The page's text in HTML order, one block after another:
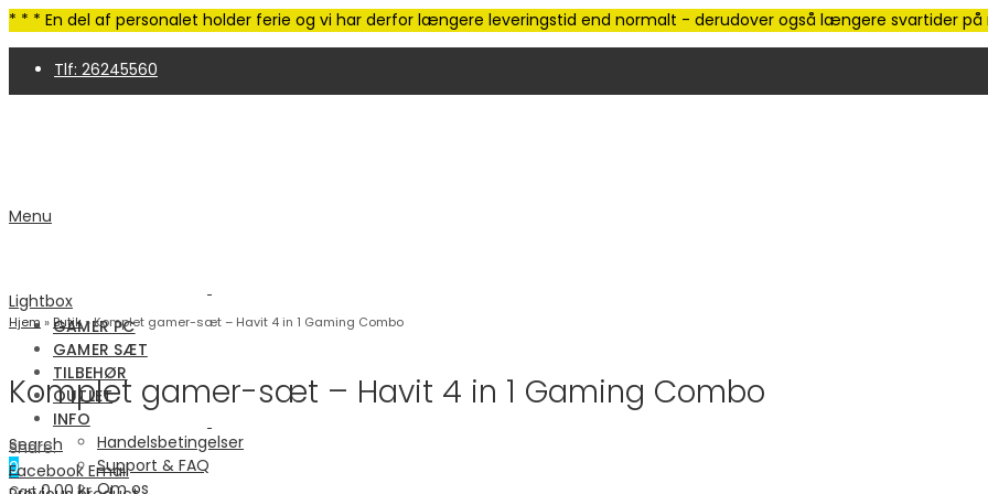
* * * En del af personalet holder ferie og vi har derfor længere leveringstid end normalt - derudover også længere svartider på
Tlf: 26245560
GAMER PC
GAMER SÆT
TILBEHØR
OUTLET
INFO
Handelsbetingelser
Support & FAQ
Om os
Menu
Search
0
Lightbox
Hjem » Butik»Komplet gamer-sæt – Havit 4 in 1 Gaming Combo
Komplet gamer-sæt – Havit 4 in 1 Gaming Combo
Share:
Facebook Email